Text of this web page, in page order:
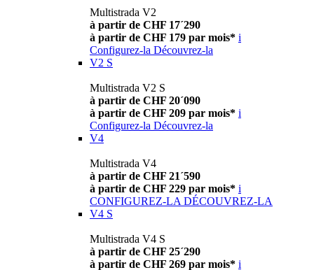
Multistrada V2
à partir de CHF 17´290
à partir de CHF 179 par mois* i
Configurez-la Découvrez-la
V2 S
Multistrada V2 S
à partir de CHF 20´090
à partir de CHF 209 par mois* i
Configurez-la Découvrez-la
V4
Multistrada V4
à partir de CHF 21´590
à partir de CHF 229 par mois* i
CONFIGUREZ-LA DÉCOUVREZ-LA
V4 S
Multistrada V4 S
à partir de CHF 25´290
à partir de CHF 269 par mois* i